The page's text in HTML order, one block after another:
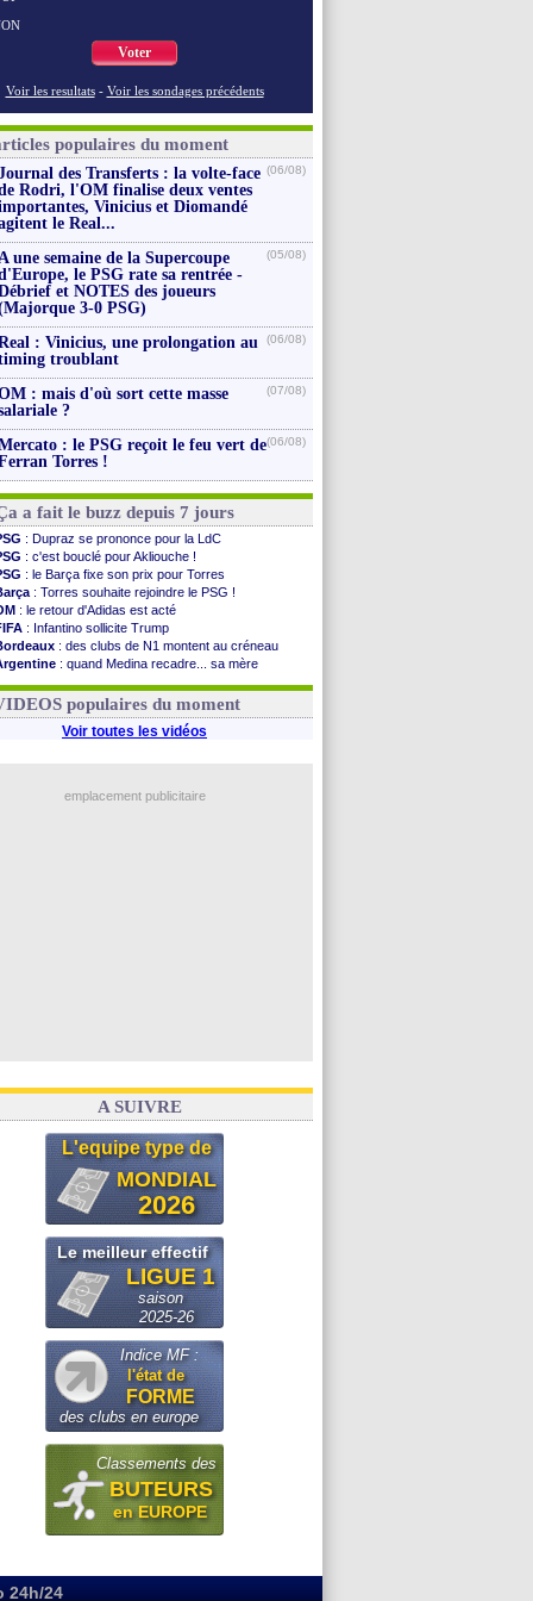
Voter
Voir les resultats - Voir les sondages précédents
populaires du moment
des Transferts : la volte-face
Rodri, l'OM finalise deux ventes
Vinicius et Diomandé
le Real...
(06/08)
une semaine de la Supercoupe
le PSG rate sa rentrée -
et NOTES des joueurs
3-0 PSG)
(05/08)
: Vinicius, une prolongation au
troublant
(06/08)
: mais d'où sort cette masse
?
(07/08)
: le PSG reçoit le feu vert de
Torres !
(06/08)
a fait le buzz depuis 7 jours
: Dupraz se prononce pour la LdC
: c'est bouclé pour Akliouche !
: le Barça fixe son prix pour Torres
: Torres souhaite rejoindre le PSG !
: le retour d'Adidas est acté
: Infantino sollicite Trump
: des clubs de N1 montent au créneau
: quand Medina recadre... sa mère
: Paixão attire un 2e club anglais
populaires du moment
Voir toutes les vidéos
emplacement publicitaire
A SUIVRE
L'equipe type de
MONDIAL
2026
Le meilleur effectif
LIGUE 1
saison
2025-26
Indice MF :
l'état de
FORME
des clubs en europe
Classements des
BUTEURS
en EUROPE
24h/24